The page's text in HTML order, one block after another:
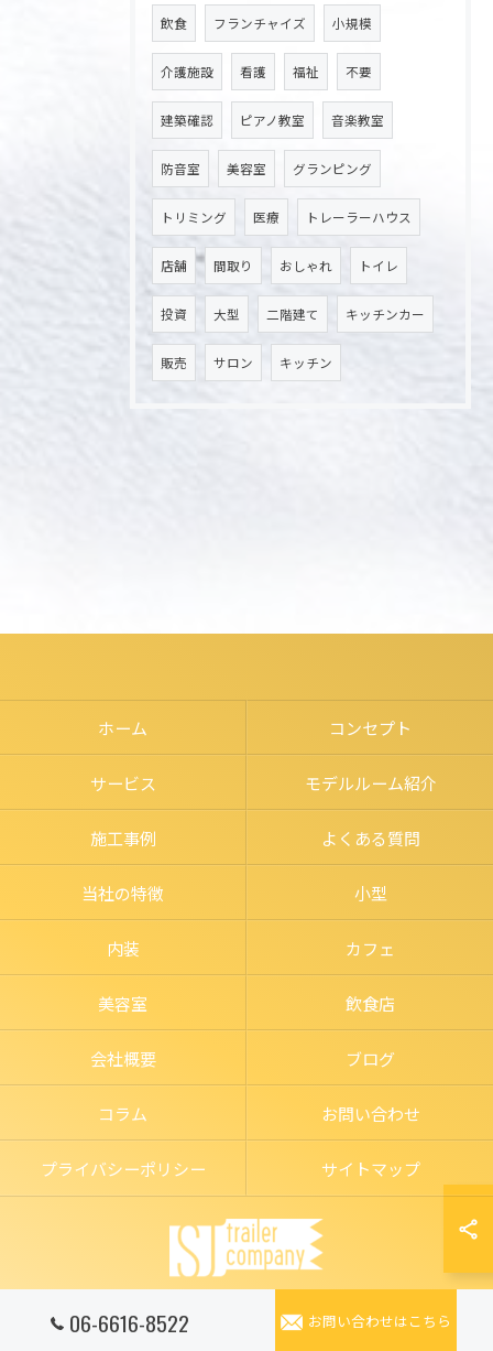
飲食 フランチャイズ 小規模
介護施設 看護 福祉 不要
建築確認 ピアノ教室 音楽教室
防音室 美容室 グランピング
トリミング 医療 トレーラーハウス
店舗 間取り おしゃれ トイレ
投資 大型 二階建て キッチンカー
販売 サロン キッチン
06-6616-8522 お問い合わせはこちら
ホーム コンセプト
サービス モデルルーム紹介
施工事例 よくある質問
当社の特徴 小型
内装 カフェ
美容室 飲食店
会社概要 ブログ
コラム お問い合わせ
プライバシーポリシー サイトマップ
© 2026 トレーラーハウスの店舗ならSJ trailer company ALL RIGHTS RESERVED.